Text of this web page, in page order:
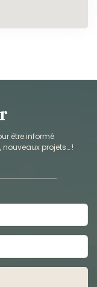
être informé
projets… !